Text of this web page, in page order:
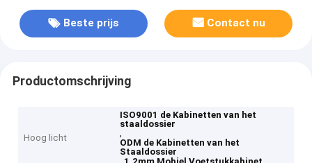
Beste prijs Contact nu
Productomschrijving
Hoog licht
ISO9001 de Kabinetten van het
staaldossier
,
ODM de Kabinetten van het
Staaldossier
,